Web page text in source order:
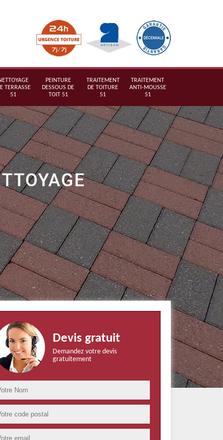
TERRASSE
51
PEINTURE
DESSOUS DE
TOIT 51
TRAITEMENT
DE TOITURE
51
TRAITEMENT
ANTI-MOUSSE
51
Devis gratuit
Demandez votre devis
gratuitement